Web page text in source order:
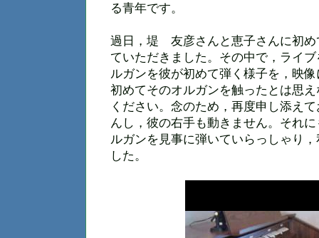
る青年です。
過日，堤 友彦さんと恵子さんに初め
ていただきました。その中で，ライ
ルガンを彼が初めて弾く様子を，映
初めてそのオルガンを触ったとは思
ください。念のため，再度申し添え
んし，彼の右手も動きません。それ
ルガンを見事に弾いていらっしゃり
した。